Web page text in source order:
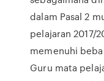
dalam Pasal 2
pelajaran 2017/
memenuhi
Guru mata